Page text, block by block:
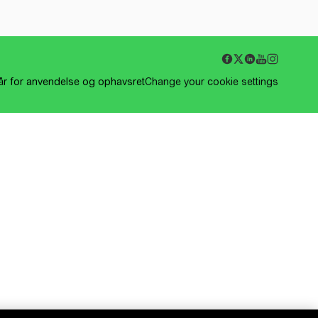
for anvendelse og ophavsretChange your cookie settings